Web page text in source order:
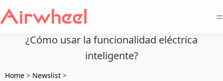
=
¿Cómo usar la funcionalidad eléctrica
inteligente?
Home > Newslist >